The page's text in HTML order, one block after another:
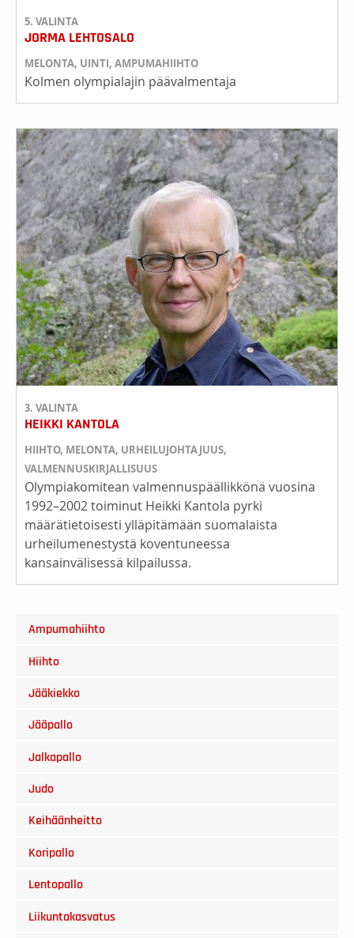
5. VALINTA
JORMA LEHTOSALO
MELONTA, UINTI, AMPUMAHIIHTO
Kolmen olympialajin päävalmentaja
3. VALINTA
HEIKKI KANTOLA
HIIHTO, MELONTA, URHEILUJOHTAJUUS,
VALMENNUSKIRJALLISUUS
Olympiakomitean valmennuspäällikkönä vuosina
1992–2002 toiminut Heikki Kantola pyrki
määrätietoisesti ylläpitämään suomalaista
urheilumenestystä koventuneessa
kansainvälisessä kilpailussa.
Ampumahiihto
Hiihto
Jääkiekko
Jääpallo
Jalkapallo
Judo
Keihäänheitto
Koripallo
Lentopallo
Liikuntakasvatus